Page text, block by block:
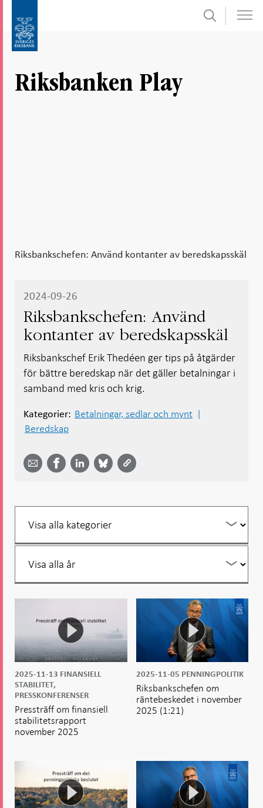
direkt
undersidor
Sök
Riksbanken Play
Riksbankschefen: Använd kontanter av beredskapsskäl
2024-09-26
Riksbankschefen: Använd
kontanter av beredskapsskäl
Riksbankschef Erik Thedéen ger tips på åtgärder
för bättre beredskap när det gäller betalningar i
samband med kris och krig.
Kategorier: Betalningar, sedlar och mynt
Beredskap
email -
Dela på
FacebookLinkedIn
-
på
Bluesky
på
Twitter
Filtrera
Filtrera
2025-11-13 FINANSIELL
STABILITET,
PRESSKONFERENSER
Pressträff om finansiell
stabilitetsrapport
november 2025
2025-11-05 PENNINGPOLITIK
Riksbankschefen om
räntebeskedet i november
2025 (1:21)